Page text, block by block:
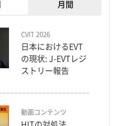
月間
CVIT 2026
日本におけるEVT
の現状: J-EVTレジ
ストリー報告
動画コンテンツ